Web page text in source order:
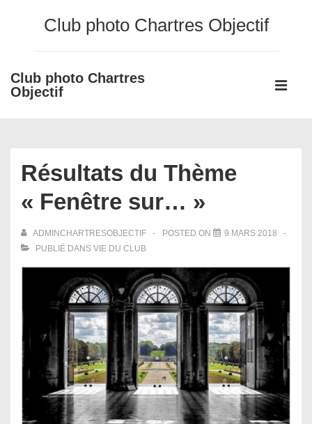
principal
Club photo Chartres Objectif
Club photo Chartres
Objectif
Main
Résultats du Thème
« Fenêtre sur… »
ADMINCHARTRESOBJECTIF POSTED ON
9 MARS 2018
PUBLIÉ DANS VIE DU CLUB